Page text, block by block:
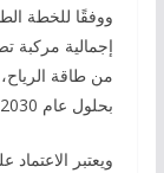
ووفقًا للخطة
بحلول عام 2030.
ويعتبر